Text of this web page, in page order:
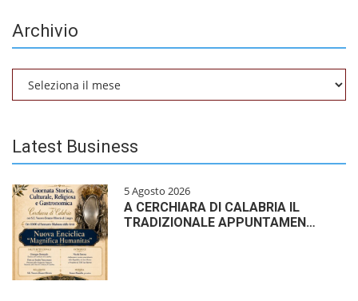
Archivio
Latest Business
5 Agosto 2026
A CERCHIARA DI CALABRIA IL
TRADIZIONALE APPUNTAMEN…